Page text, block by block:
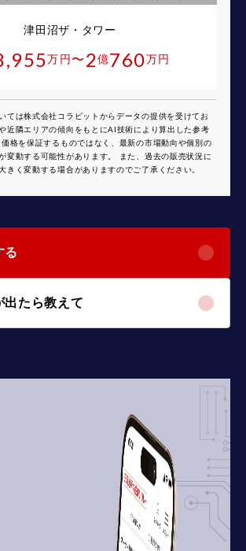
津田沼ザ・タワー
万円 〜 2億760万円
ては株式会社コラビットからデータの提供を受けてお
近隣エリアの傾向をもとにAI技術により算出した参考
格を保証するものではなく、最新の市場動向や個別の
変動する可能性があります。 また、過去の販売状況に
きく変動する場合がありますのでご了承ください。
る
出たら教えて